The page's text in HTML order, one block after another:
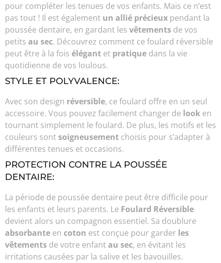
pour compléter les tenues de vos enfants. Mais ce n’est
pas tout ! Il est également un allié précieux pendant la
poussée dentaire, en gardant les vêtements de vos
petits au sec. Découvrez comment ce foulard réversible
peut être à la fois élégant et pratique dans la vie
quotidienne de vos loulous.
STYLE ET POLYVALENCE:
Avec son design réversible, ce foulard offre en un seul
accessoire. Vous pouvez facilement changer de look en
tournant simplement le foulard. De plus, les motifs et les
couleurs sontsoigneusement choisis pour s’adapter à
différentes tenues et occasions.
PROTECTION CONTRE LA POUSSÉE
DENTAIRE:
La période de poussée dentaire peut être difficile pour
les enfants et leurs parents. Le Foulard Réversible
devient alors un compagnon essentiel. Sa doublure
absorbante en coton est conçue pour garder les
vêtements de votre enfantau sec, en évitant les
irritations causées par la salive et les bavouilles.